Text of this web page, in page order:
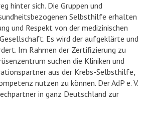
hinter sich. Die Gruppen und
Selbsthilfe erhalten
und Respekt von der medizinischen
Es wird der aufgeklärte und
Im Rahmen der Zertifizierung zu
suchen die Kliniken und
aus der Krebs-Selbsthilfe,
nutzen zu können. Der AdP e. V.
in ganz Deutschland zur